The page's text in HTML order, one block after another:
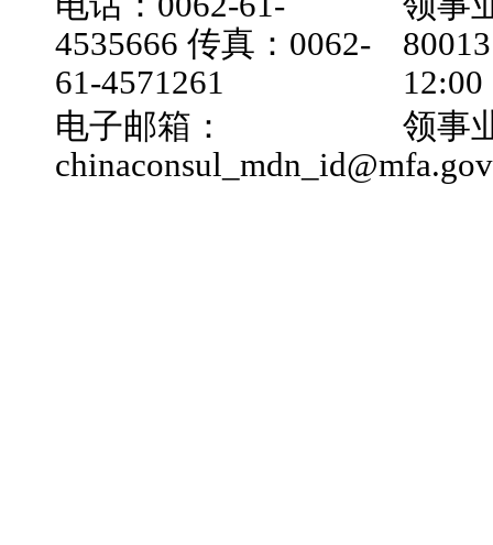
4535666 传真：0062-
61-4571261
电子邮箱：
领事